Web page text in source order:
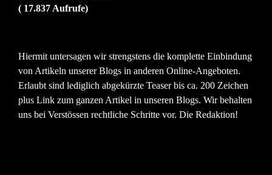
( 17.837 Aufrufe)
Hiermit untersagen wir strengstens die komplette Einbindung
von Artikeln unserer Blogs in anderen Online-Angeboten.
Erlaubt sind lediglich abgekürzte Teaser bis ca. 200 Zeichen
plus Link zum ganzen Artikel in unseren Blogs. Wir behalten
uns bei Verstössen rechtliche Schritte vor. Die Redaktion!